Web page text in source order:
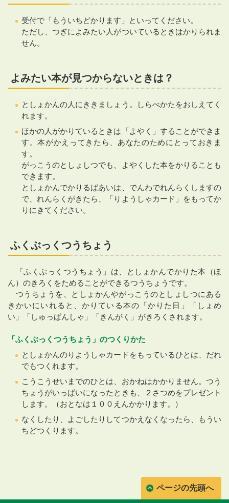
受付で「もういちどかります」といってください。
ただし、つぎによみたい人がついているときはかりられま
せん。
よみたい本が見つからないときは？
としょかんの人にききましょう。しらべかたをおしえてく
れます。
ほかの人がかりているときは「よやく」することができま
す。本がかえってきたら、あなたのためにとっておきま
す。
がっこうのとしょしつでも、よやくした本をかりることも
できます。
としょかんでかりるばあいは、でんわでれんらくしますの
で、れんらくがきたら、「りようしゃカード」をもってか
りにきてください。
ふくぶっくつうちょう
「ふくぶっくつうちょう」は、としょかんでかりた本（ほ
ん）のきろくをためることができるつうちょうです。
つうちょうを、としょかんやがっこうのとしょしつにある
きかいにいれると、かりている本の「かりた日」「しょめ
い」「しゅっぱんしゃ」「きんがく」がきろくされます。
「ふくぶっくつうちょう」のつくりかた
としょかんのりようしゃカードをもっているひとは、だれ
でもつくれます。
こうこうせいまでのひとは、おかねはかかりません。つう
ちょうがいっぱいになったときも、２さつめをプレゼント
します。（おとなは１００えんかかります。）
なくしたり、よごしたりしてつかえなくなったら、もうい
ちどつくります。
ページの先頭へ